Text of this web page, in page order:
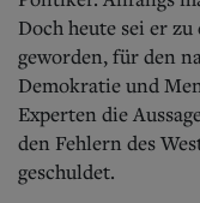
Doch heute sei er
geworden, für den
Demokratie und
Experten die
den Fehlern des
geschuldet.